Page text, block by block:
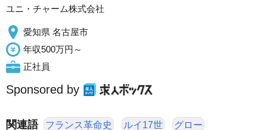
ユニ・チャーム株式会社
愛知県 名古屋市
年収500万円～
正社員
Sponsored by
関連語 フランス革命史 ルイ17世 グロー